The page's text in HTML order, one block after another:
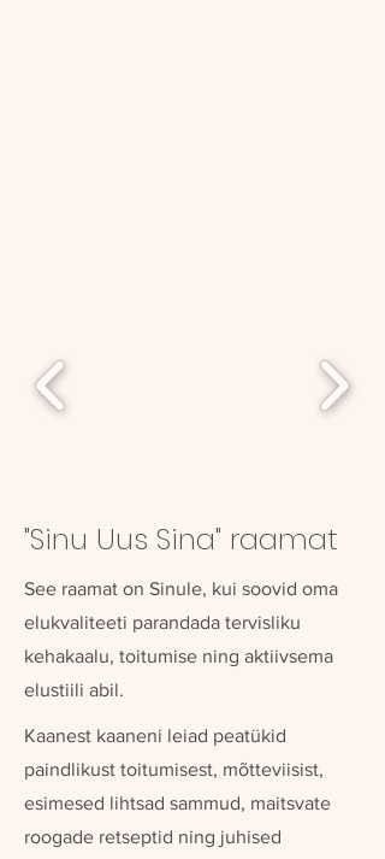
"Sinu Uus Sina" raamat
See raamat on Sinule, kui soovid oma
elukvaliteeti parandada tervisliku
kehakaalu, toitumise ning aktiivsema
elustiili abil.
Kaanest kaaneni leiad peatükid
paindlikust toitumisest, mõtteviisist,
esimesed lihtsad sammud, maitsvate
roogade retseptid ning juhised